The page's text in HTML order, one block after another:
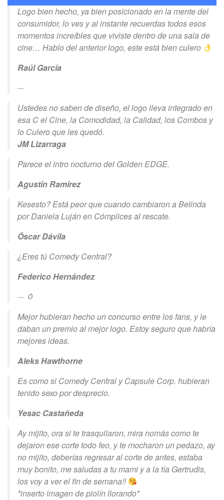
Logo bien hecho, ya bien posicionado en la mente del
consumidor, lo ves y al instante recuerdas todos esos
momentos increíbles que viviste dentro de una sala de
cine… Hablo del anterior logo, este está bien culero
Raúl García
Ustedes no saben de diseño, el logo lleva integrado en
esa C el Cine, la Comodidad, la Calidad, los Combos y
lo Culero que les quedó.
JM Lizarraga
Parece el intro nocturno del Golden EDGE.
Agustín Ramírez
Kesesto? Está peor que cuando cambiaron a Belinda
por Daniela Luján en Cómplices al rescate.
Óscar Dávila
¿Eres tú Comedy Central?
Federico Hernández
Ó
Mejor hubieran hecho un concurso entre los fans, y le
daban un premio al mejor logo. Estoy seguro que habría
mejores ideas.
Aleks Hawthorne
Es como si Comedy Central y Capsule Corp. hubieran
tenido sexo por desprecio.
Yesac Castañeda
Ay mijito, ora si te trasquilaron, mira nomás como te
dejaron ese corte todo feo, y te mocharon un pedazo, ay
no mijito, deberías regresar al corte de antes, estaba
muy bonito, me saludas a tu mami y a la tía Gertrudis,
los voy a ver el fin de semana!!
*inserto imagen de piolín llorando*